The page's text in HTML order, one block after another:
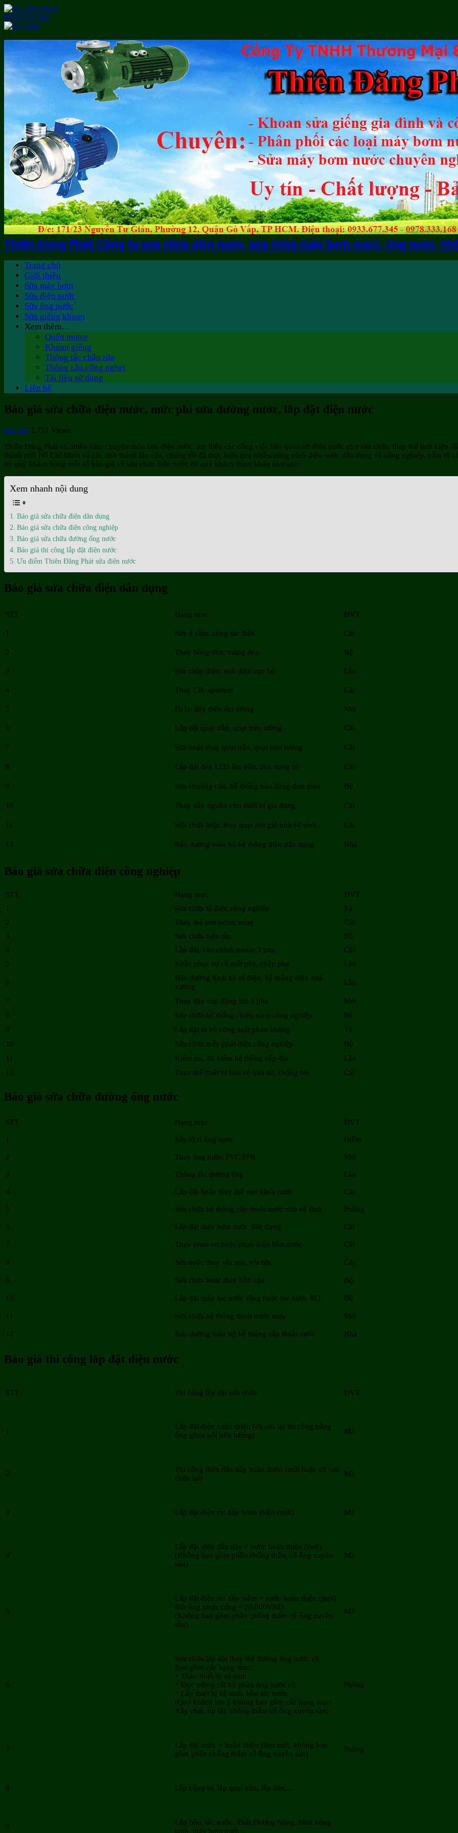
0978 333 168
Thiên Đăng Phát Công ty sửa chữa điện nước, sửa chữa máy bơm nước, ống nước,
Trang chủ
Giới thiệu
Sửa máy bơm
Sửa điện nước
Sửa ống nước
Sửa giếng khoan
Xem thêm…
Quấn motor
Khoan giếng
Thông tắc chậu rửa
Thông cầu cống nghẹt
Tài liệu sử dụng
Liên hệ
Báo giá sửa chữa điện nước, mức phí sửa đường nước, lắp đặt điện nước
Báo giá 2,751 Views
Thiên Đăng Phát có nhiều năm chuyên môn làm điện nước, am hiểu các công việc liên quan tới điện nước như sửa chữa, thay thế linh
thành phố Hồ Chí Minh và các tỉnh thành lân cận, chúng tôi đã thực hiện qua nhiều công trình điện nước dân dụng và công nghiệp, nắm rõ
tới quý khách hàng một số báo giá về sửa chữa điện nước để quý khách tham khảo như sau:
Xem nhanh nội dung
Báo giá sửa chữa điện dân dụng
Báo giá sửa chữa điện công nghiệp
Báo giá sửa chữa đường ống nước
Báo giá thi công lắp đặt điện nước
Ưu điểm Thiên Đăng Phát sửa điện nước
Báo giá sửa chữa điện dân dụng
STT Hạng mục ĐVT
1 Sửa ổ cắm, công tắc điện Cái
2 Thay bóng đèn, máng đèn Bộ
3 Sửa chập điện, mất điện cục bộ Lần
4 Thay CB, aptomat Cái
5 Đi lại dây điện âm tường Mét
6 Lắp đặt quạt trần, quạt treo tường Cái
7 Sửa hoặc thay quạt trần, quạt treo tường Cái
8 Lắp đặt đèn LED âm trần, đèn trang trí Cái
9 Sửa chuông cửa, hệ thống báo động đơn giản Bộ
10 Thay dây nguồn cho thiết bị gia dụng Cái
11 Sửa chữa hoặc thay quạt hút gió nhà vệ sinh Cái
12 Bảo dưỡng toàn bộ hệ thống điện dân dụng Nhà
Báo giá sửa chữa điện công nghiệp
STT Hạng mục ĐVT
1
Sửa chữa tủ điện công nghiệp Tủ
2
Thay thế contactor, relay Cái
3
Sửa chữa biến tần Bộ
4
Lắp đặt, cân chỉnh motor 3 pha Cái
5
Khắc phục sự cố mất pha, chập pha Lần
6
Bảo dưỡng định kỳ tủ điện, hệ thống điện nhà
xưởng
Lần
7 Thay dây cáp động lực 3 pha Mét
8
Sửa chữa hệ thống chiếu sáng công nghiệp Bộ
9
Lắp đặt tủ bù công suất phản kháng Tủ
10
Sửa chữa máy phát điện công nghiệp Bộ
11
Kiểm tra, đo kiểm hệ thống tiếp địa Lần
12
Thay thế thiết bị bảo vệ quá tải, chống sét Cái
Báo giá sửa chữa đường ống nước
STT Hạng mục ĐVT
1 Sửa rò rỉ ống nước Điểm
2 Thay ống nước PVC/PPR Mét
3 Thông tắc đường ống Lần
4 Lắp đặt hoặc thay thế van khóa nước Cái
5 Sửa chữa hệ thống cấp thoát nước nhà vệ sinh Phòng
6 Lắp đặt máy bơm nước dân dụng Cái
7 Thay phao cơ hoặc phao điện bồn nước Cái
8 Sửa hoặc thay vòi sen, vòi rửa Cái
9 Sửa chữa hoặc thay bồn cầu Bộ
10 Lắp đặt máy lọc nước tổng hoặc lọc nước RO Bộ
11 Sửa chữa hệ thống thoát nước mưa Mét
12 Bảo dưỡng toàn bộ hệ thống cấp thoát nước Nhà
Báo giá thi công lắp đặt điện nước
STT Thi công lắp đặt sửa chữa ĐVT
1
Lắp đặt điện hoàn thiện (cũ sửa lại thi công bằng
ống ghen nổi trên tường)
M2
2
Thi công điện dẫn dây hoàn thiện (mới hoặc cũ sửa
chữa lại)
M2
3 Lắp đặt điện rút dây hoàn thiện (mới) M2
4
Lắp đặt điện dẫn dây + nước hoàn thiện (mới)
(Không bao gồm phần chống thấm cổ ống xuyên
sàn)
M2
5
Lắp đặt điện rút dây mềm + nước hoàn thiện (mới)
Rút ống nhựa cứng + 20,000VNĐ
(Không bao gồm phần chống thấm cổ ống xuyên
sàn)
M2
6
Sửa chữa lắp đặt thay thế đường ống nước cũ
Bao gồm các hạng mục:
+ Tháo thiết bị vệ sinh
+ Đục tường cắt bỏ phần ống nước cũ
+ Lắp thiết bị vệ sinh, bồn téc nước
(Quý khách lưu ý không bao gồm các hạng mục:
Xây chát, ốp lát, chống thấm cổ ống xuyên sàn)
Phòng
7
Lắp đặt nước + hoàn thiện (làm mới, không bao
gồm phần chống thấm cổ ống xuyên sàn)
Phòng
8 Lắp công tơ, lắp quạt trần, lắp đèn…
9
Lắp bồn, téc nước, Thái Dương Năng, bình nóng
lạnh, máy bơm nước…